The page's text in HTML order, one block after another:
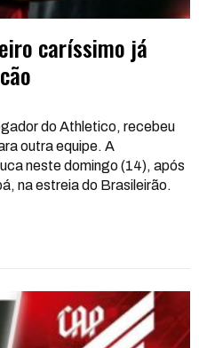
caríssimo já
do Athletico, recebeu
outra equipe. A
neste domingo (14), após
na estreia do Brasileirão.